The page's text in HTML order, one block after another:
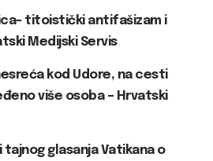
titoistički antifašizam i
Medijski Servis
kod Udore, na cesti
više osoba – Hrvatski
glasanja Vatikana o